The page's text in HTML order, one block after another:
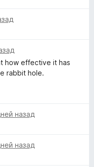
how effective it has
rabbit hole.
назад
назад